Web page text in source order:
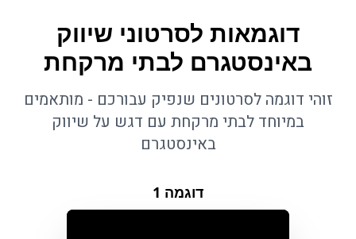
דוגמאות לסרטוני שיווק
באינסטגרם לבתי מרקחת
זוהי דוגמה לסרטונים שנפיק עבורכם - מותאמים
במיוחד לבתי מרקחת עם דגש על שיווק
באינסטגרם
דוגמה 1